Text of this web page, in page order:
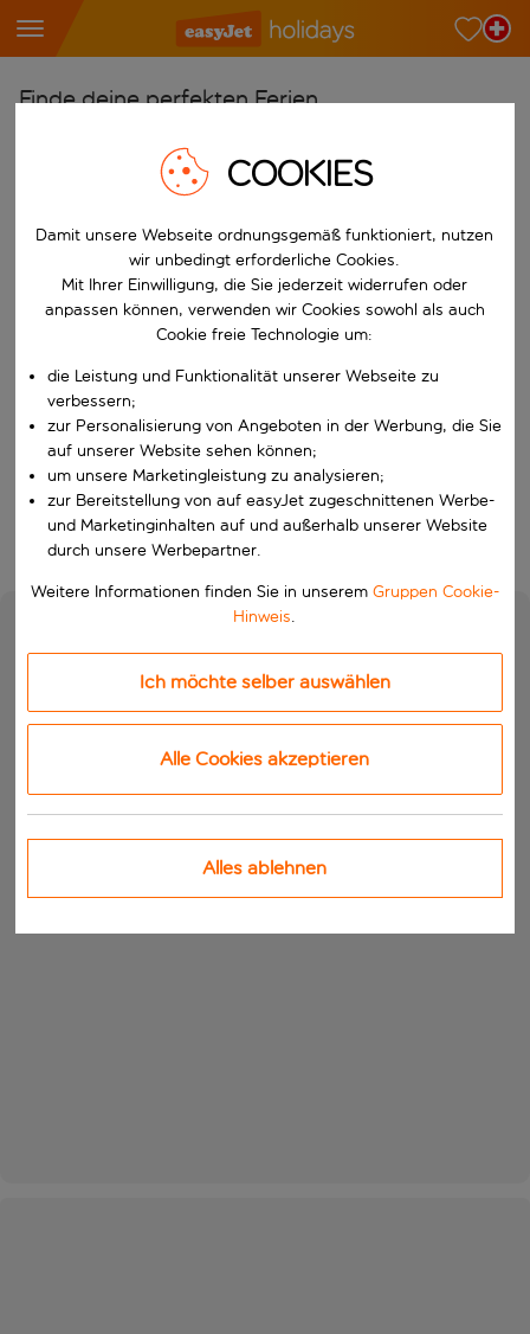
Finde deine perfekten Ferien
Beginne mit der Eingabe für die automatische
Wähle deine Flughäfen
Beginne mit der Eingabe für die automatische
Reiseziele finden
Nach
W&auml;hle ein Ab- und R&uuml;ckflugdatum aus.
Wähle deine Reisedaten
Wann
Wer
Suchen
COOKIES
Damit unsere Webseite ordnungsgemäß funktioniert, nutzen
wir unbedingt erforderliche Cookies.
Mit Ihrer Einwilligung, die Sie jederzeit widerrufen oder
anpassen können, verwenden wir Cookies sowohl als auch
Cookie freie Technologie um:
die Leistung und Funktionalität unserer Webseite zu
verbessern;
zur Personalisierung von Angeboten in der Werbung, die Sie
auf unserer Website sehen können;
um unsere Marketingleistung zu analysieren;
zur Bereitstellung von auf easyJet zugeschnittenen Werbe-
und Marketinginhalten auf und außerhalb unserer Website
durch unsere Werbepartner.
Weitere Informationen finden Sie in unserem Gruppen Cookie-
Hinweis.
Ich möchte selber auswählen
Alle Cookies akzeptieren
Alles ablehnen